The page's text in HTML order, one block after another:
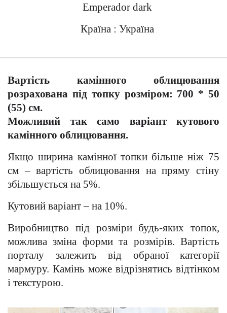
Emperador dark
Країна : Україна
Вартість камінного облицювання
розрахована під топку розміром: 700 * 50
(55) см.
Можливий так само варіант кутового
камінного облицювання.
Якщо ширина камінної топки більше ніж 75
см – вартість облицювання на пряму стіну
збільшується на 5%.
Кутовий варіант – на 10%.
Виробництво під розміри будь-яких топок,
можлива зміна форми та розмірів. Вартість
порталу залежить від обраної категорії
мармуру. Камінь може відрізнятись відтінком
і текстурою.